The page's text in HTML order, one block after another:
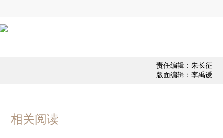
责任编辑：朱长征
版面编辑：李禹谖
相关阅读